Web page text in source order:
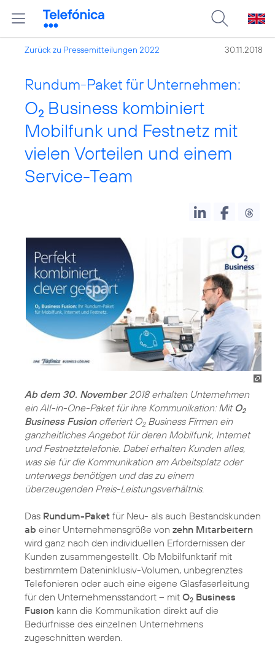
Zurück zu Pressemitteilungen 2022 30.11.2018
Rundum-Paket für Unternehmen:
O2 Business kombiniert
Mobilfunk und Festnetz mit
vielen Vorteilen und einem
Service-Team
Ab dem 30. November2018 erhalten Unternehmen
ein All-in-One-Paket für ihre Kommunikation: Mit O2
Business Fusionofferiert O2Business Firmen ein
ganzheitliches Angebot für deren Mobilfunk, Internet
und Festnetztelefonie. Dabei erhalten Kunden alles,
was sie für die Kommunikation am Arbeitsplatz oder
unterwegs benötigen und das zu einem
überzeugenden Preis-Leistungsverhältnis.
Das Rundum-Paket für Neu- als auch Bestandskunden
ab einer Unternehmensgröße von zehn Mitarbeitern
wird ganz nach den individuellen Erfordernissen der
Kunden zusammengestellt. Ob Mobilfunktarif mit
bestimmtem Dateninklusiv-Volumen, unbegrenztes
Telefonieren oder auch eine eigene Glasfaserleitung
für den Unternehmensstandort – mit O2 Business
Fusion kann die Kommunikation direkt auf die
Bedürfnisse des einzelnen Unternehmens
zugeschnitten werden.